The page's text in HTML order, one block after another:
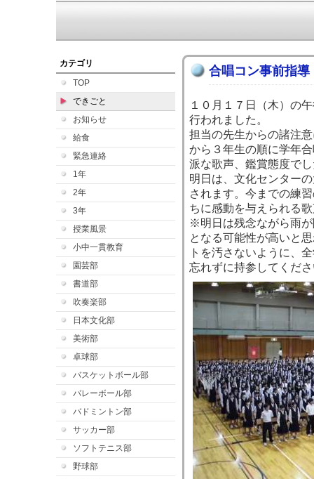
カテゴリ
TOP
できごと
お知らせ
給食
緊急連絡
1年
2年
3年
授業風景
小中一貫教育
園芸部
書道部
吹奏楽部
日本文化部
美術部
卓球部
バスケットボール部
バレーボール部
バドミントン部
サッカー部
ソフトテニス部
野球部
合唱コン事前指導
１０月１７日（木）の
行われました。
担当の先生からの諸注
から３年生の順に学年
派な歌声、鑑賞態度で
明日は、文化センター
されます。今までの練
ちに感動を与えられる
※明日は残念ながら雨
となる可能性が高いと
トを汚さないように、
忘れずに持参してくだ